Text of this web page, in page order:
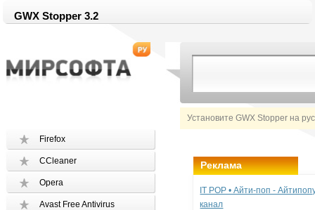
GWX Stopper 3.2
Установите GWX Stopper на
Firefox
CCleaner
Opera
Avast Free Antivirus
Реклама
IT POP • Айти-поп -
канал